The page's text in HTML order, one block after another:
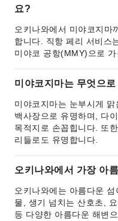
요?
오키나와에서 미야코지마
합니다. 직항 페리 서비스
미야코 공항(MMY)으로
미야코지마는 무엇으
미야코지마는 눈부시게
백사장으로 유명하며, 다
목적지로 손꼽힙니다. 또
리들로도 유명합니다.
오키나와에서 가장 아
오키나와에는 아름다운
물, 생기 넘치는 산호초,
등 다양한 아름다운 해변